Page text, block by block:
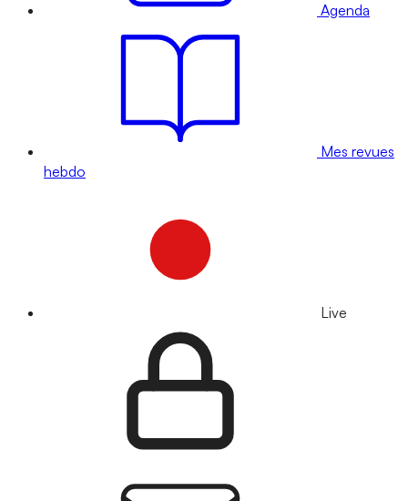
Agenda
Mes revues
hebdo
Live